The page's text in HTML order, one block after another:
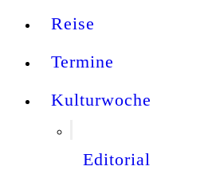
Reise
Termine
Kulturwoche
Editorial